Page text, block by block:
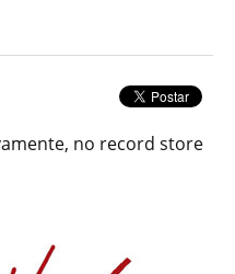
no record store